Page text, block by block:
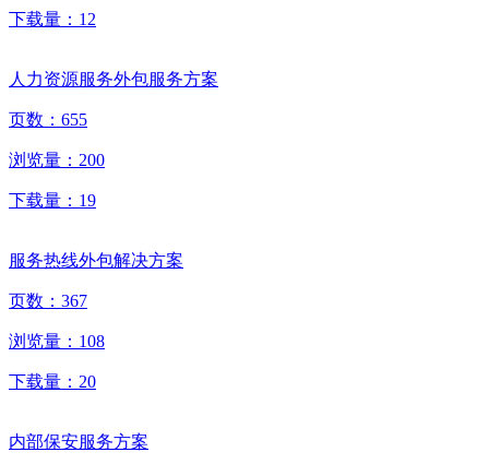
下载量： 12
人力资源服务外包服务方案
页数： 655
浏览量： 200
下载量： 19
服务热线外包解决方案
页数： 367
浏览量： 108
下载量： 20
内部保安服务方案